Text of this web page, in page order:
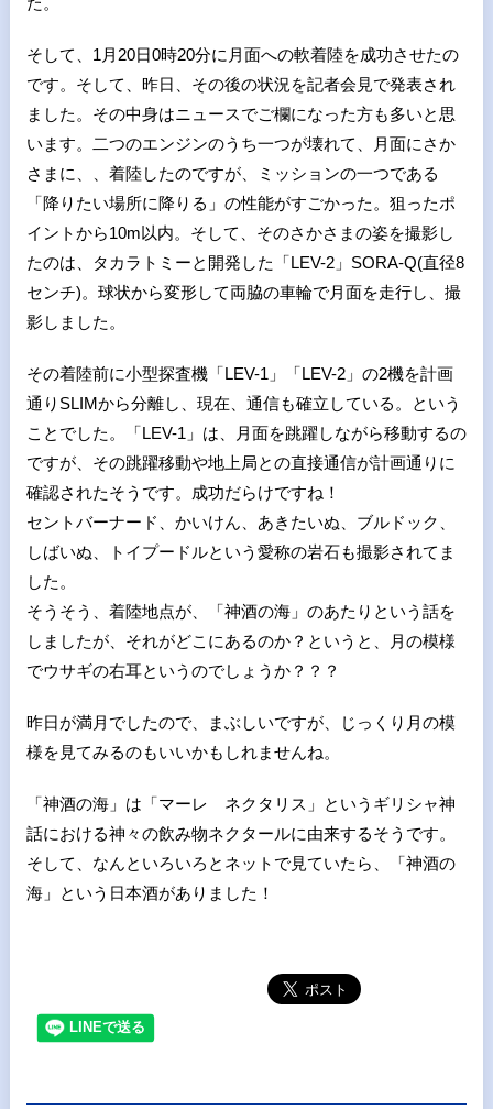
そして、 1 月 20日0時20分に月面への軟着陸を成功させたの
です。そして、昨日、その後の状況を記者会見で発表され
ました。その中身はニュースでご欄になった方も多いと思
います。二つのエンジンのうち一つが壊れて、月面にさか
さまに、、着陸したのですが、ミッションの一つである
「降りたい場所に降りる」の性能がすごかった。狙ったポ
イントから10m以内。そして、そのさかさまの姿を撮影し
たのは、タカラトミーと開発した「LEV-2」 SORA-Q(直径8
センチ)。球状から変形して両脇の車輪で月面を走行し、撮
影しました。
その着陸前に小型探査機「LEV-1 」「LEV-2」の2機を計画
通り SLIMから分離し、現在、通信も確立している。という
ことでした。「LEV-1 」は、月面を跳躍しながら移動するの
ですが、その跳躍移動や地上局との直接通信が計画通りに
確認されたそうです。成功だらけですね！
セントバーナード、かいけん、あきたいぬ、ブルドック、
しばいぬ、トイプードルという愛称の岩石も撮影されてま
した。
そうそう、着陸地点が、「神酒の海」のあたりという話を
しましたが、それがどこにあるのか？というと、月の模様
でウサギの右耳というのでしょうか？？？
昨日が満月でしたので、まぶしいですが、じっくり月の模
様を見てみるのもいいかもしれませんね。
「神酒の海」は「マーレ ネクタリス」というギリシャ神
話における神々の飲み物ネクタールに由来するそうです。
そして、なんといろいろとネットで見ていたら、「神酒の
海」という日本酒がありました！